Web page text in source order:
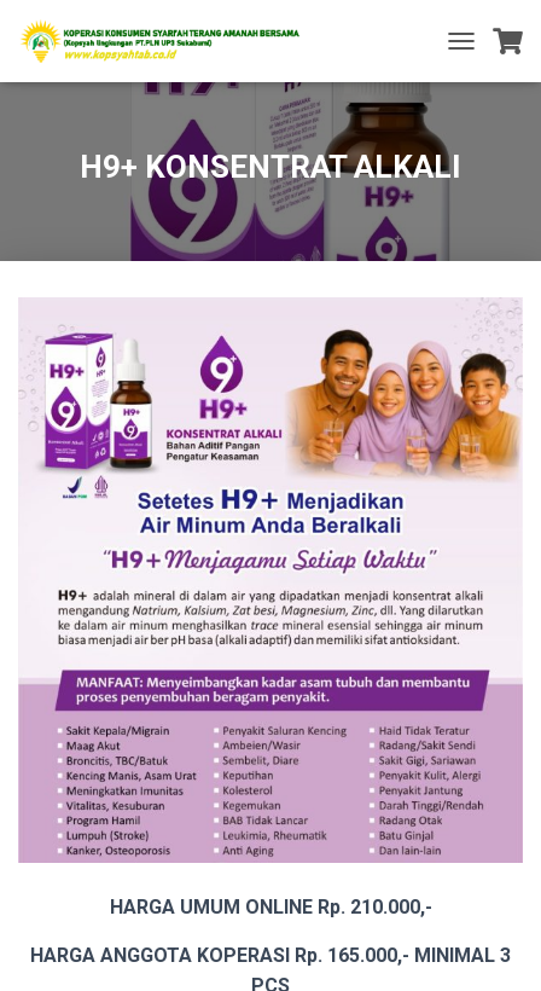
O
I
I
O
N
H9+ KONSENTRAT ALKALI
HARGA UMUM ONLINE Rp. 210.000,-
HARGA ANGGOTA KOPERASI Rp. 165.000,- MINIMAL 3
PCS